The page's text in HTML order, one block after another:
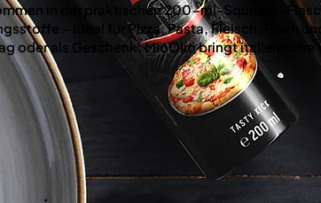
in der praktischen 200-ml-Squeeze-
– ideal für Pizza, Pasta, Fleisch, Fisch
oder als Geschenk: MioOlio bringt italienische